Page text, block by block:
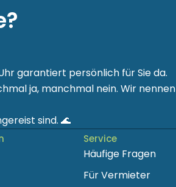
garantiert persönlich für Sie da.
ja, manchmal nein. Wir nennen
sind. 🌊
Service
Häufige Fragen
Für Vermieter